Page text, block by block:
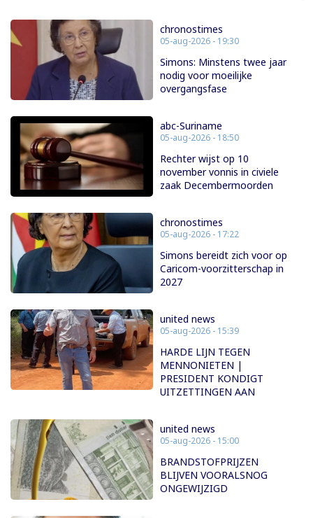
chronostimes
05-aug-2026 - 19:30
Simons: Minstens twee jaar
nodig voor moeilijke
overgangsfase
abc-Suriname
05-aug-2026 - 18:50
Rechter wijst op 10
november vonnis in civiele
zaak Decembermoorden
chronostimes
05-aug-2026 - 17:22
Simons bereidt zich voor op
Caricom-voorzitterschap in
2027
united news
05-aug-2026 - 15:39
HARDE LIJN TEGEN
MENNONIETEN |
PRESIDENT KONDIGT
UITZETTINGEN AAN
united news
05-aug-2026 - 15:00
BRANDSTOFPRIJZEN
BLIJVEN VOORALSNOG
ONGEWIJZIGD